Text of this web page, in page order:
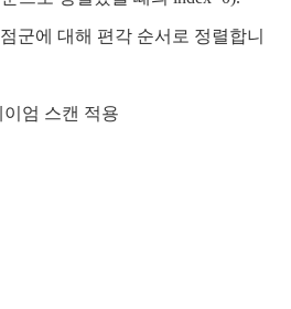
군에 대해 편각 순서로 정렬합니
엄 스캔 적용